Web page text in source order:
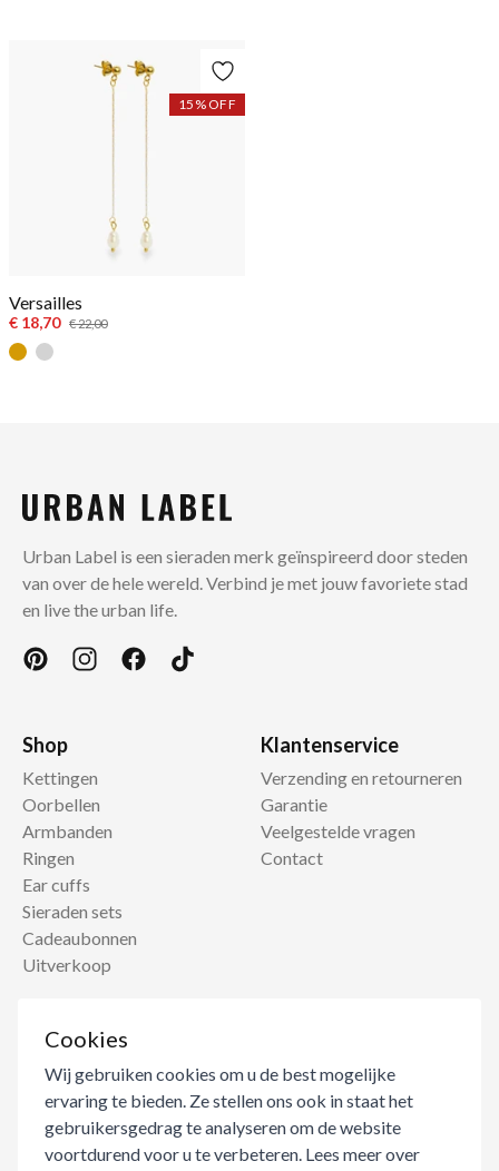
Versailles
€ 18,70 € 22,00
15 % OFF
Urban Label is een sieraden merk geïnspireerd door steden
van over de hele wereld. Verbind je met jouw favoriete stad
en live the urban life.
Shop
Kettingen
Oorbellen
Armbanden
Ringen
Ear cuffs
Sieraden sets
Cadeaubonnen
Uitverkoop
Klantenservice
Verzending en retourneren
Garantie
Veelgestelde vragen
Contact
Informatie
Blog
Verkooppunt worden
Sieraden care
Cookies
Wij gebruiken cookies om u de best mogelijke
ervaring te bieden. Ze stellen ons ook in staat het
gebruikersgedrag te analyseren om de website
voortdurend voor u te verbeteren. Lees meer over